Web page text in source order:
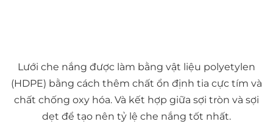
Lưới che nắng được làm bằng vật liệu polyetylen
(HDPE) bằng cách thêm chất ổn định tia cực tím và
chất chống oxy hóa. Và kết hợp giữa sợi tròn và sợi
dẹt để tạo nên tỷ lệ che nắng tốt nhất.